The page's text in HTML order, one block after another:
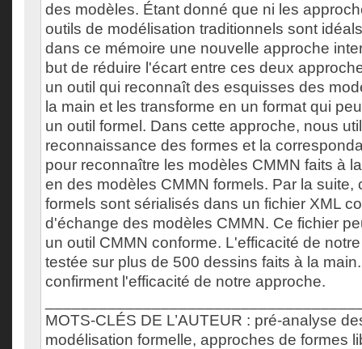
des modèles. Étant donné que ni les
outils de modélisation traditionnels sont
dans ce mémoire une nouvelle approche
but de réduire l'écart entre ces deux
un outil qui reconnaît des esquisses des
la main et les transforme en un format qui
un outil formel. Dans cette approche, nous
reconnaissance des formes et la
pour reconnaître les modèles CMMN faits à
en des modèles CMMN formels. Par la suite,
formels sont sérialisés dans un fichier XML
d'échange des modèles CMMN. Ce fichier
un outil CMMN conforme. L'efficacité de
testée sur plus de 500 dessins faits à la
confirment l'efficacité de notre approche.
MOTS-CLÉS DE L’AUTEUR : pré-analyse
modélisation formelle, approches de formes